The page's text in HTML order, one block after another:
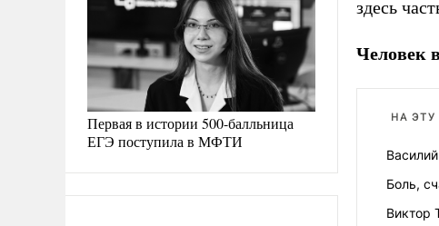
Первая в истории 500-балльница
ЕГЭ поступила в МФТИ
здесь
Человек
НА
Боль,
Виктор